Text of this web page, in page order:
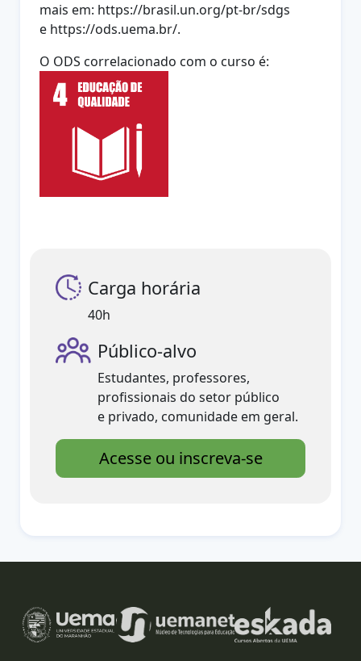
mais em: https://brasil.un.org/pt-br/sdgs
e https://ods.uema.br/.
O ODS correlacionado com o curso é:
Carga horária
40h
Público-alvo
Estudantes, professores,
profissionais do setor público
e privado, comunidade em geral.
Acesse ou inscreva-se